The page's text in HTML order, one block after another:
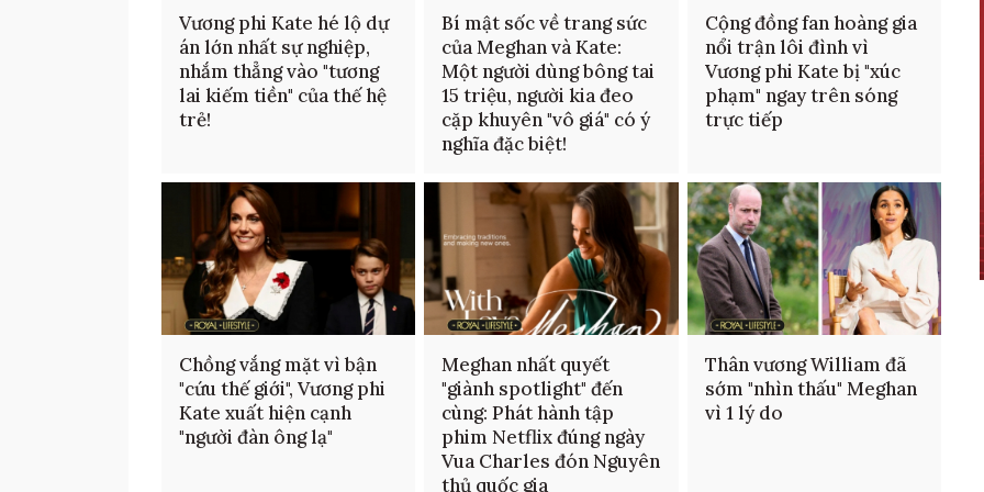
Vương phi Kate hé lộ dự
án lớn nhất sự nghiệp,
nhắm thẳng vào "tương
lai kiếm tiền" của thế hệ
trẻ!
Bí mật sốc về trang sức
của Meghan và Kate:
Một người dùng bông tai
15 triệu, người kia đeo
cặp khuyên "vô giá" có ý
nghĩa đặc biệt!
Cộng đồng fan hoàng gia
nổi trận lôi đình vì
Vương phi Kate bị "xúc
phạm" ngay trên sóng
trực tiếp
Chồng vắng mặt vì bận
"cứu thế giới", Vương phi
Kate xuất hiện cạnh
"người đàn ông lạ"
Meghan nhất quyết
"giành spotlight" đến
cùng: Phát hành tập
phim Netflix đúng ngày
Vua Charles đón Nguyên
thủ quốc gia
Thân vương William đã
sớm "nhìn thấu" Meghan
vì 1 lý do